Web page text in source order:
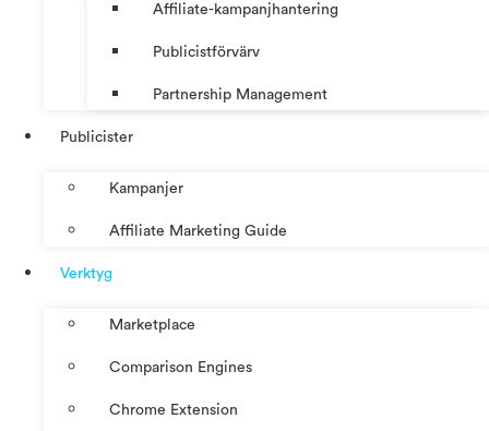
Affiliate-kampanjhantering
Publicistförvärv
Partnership Management
Publicister
Kampanjer
Affiliate Marketing Guide
Verktyg
Marketplace
Comparison Engines
Chrome Extension